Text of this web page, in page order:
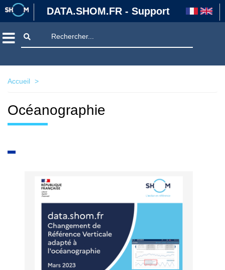
Aller
principal
DATA.SHOM.FR - Support
Rechercher
Rechercher
Accueil >
Océanographie